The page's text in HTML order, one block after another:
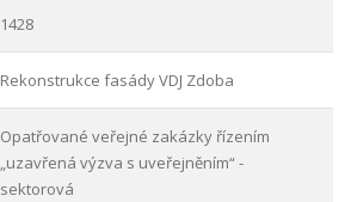
1428
Rekonstrukce fasády VDJ Zdoba
Opatřované veřejné zakázky řízením
„uzavřená výzva s uveřejněním“ -
sektorová